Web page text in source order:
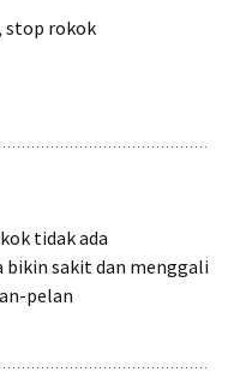
stop rokok
tidak ada
bikin sakit dan menggali
pelan